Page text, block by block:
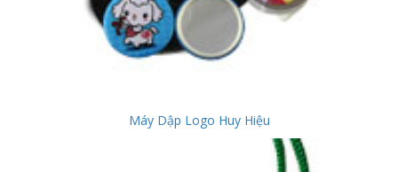
Máy Dập Logo Huy Hiệu